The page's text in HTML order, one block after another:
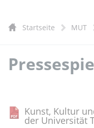
Startseite MUT
Kunst, Kultur
der Universität